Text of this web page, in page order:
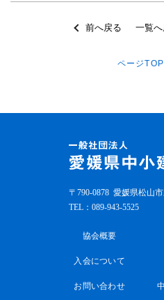
前へ戻る 一覧
ページ
〒790-0878 愛媛県松山
TEL： 089-943-5525
協会概要
入会について
お問い合わせ